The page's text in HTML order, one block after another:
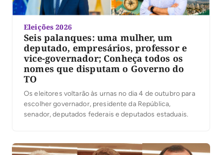
Eleições 2026
Seis palanques: uma mulher, um
deputado, empresários, professor e
vice-governador; Conheça todos os
nomes que disputam o Governo do
TO
Os eleitores voltarão às urnas no dia 4 de outubro para
escolher governador, presidente da República,
senador, deputados federais e deputados estaduais.